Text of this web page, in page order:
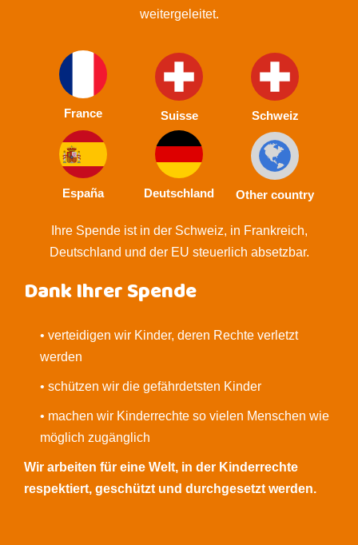
weitergeleitet.
France Suisse Schweiz
España Deutschland Other country
Ihre Spende ist in der Schweiz, in Frankreich,
Deutschland und der EU steuerlich absetzbar.
Dank Ihrer Spende
• verteidigen wir Kinder, deren Rechte verletzt
werden
• schützen wir die gefährdetsten Kinder
• machen wir Kinderrechte so vielen Menschen wie
möglich zugänglich
Wir arbeiten für eine Welt, in der Kinderrechte
respektiert, geschützt und durchgesetzt werden.